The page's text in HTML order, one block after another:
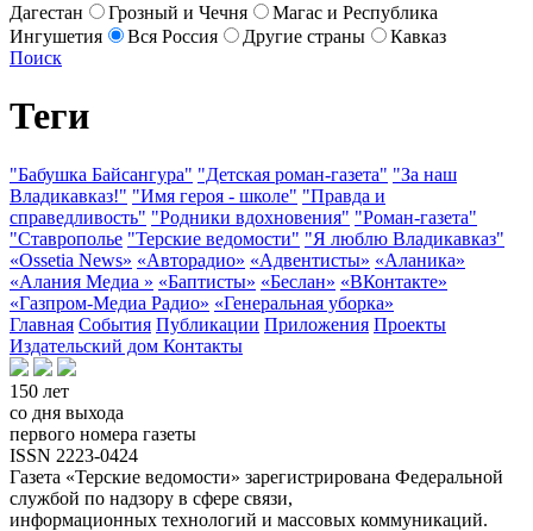
Дагестан
Грозный и Чечня
Магас и Республика
Ингушетия
Вся Россия Другие страны
Кавказ
Поиск
Теги
"Бабушка Байсангура" "Детская роман-газета" "За наш
Владикавказ!" "Имя героя - школе" "Правда и
справедливость" "Родники вдохновения" "Роман-газета"
"Ставрополье "Терские ведомости" "Я люблю Владикавказ"
«Ossetia News» «Авторадио» «Адвентисты» «Аланика»
«Алания Медиа » «Баптисты» «Беслан» «ВКонтакте»
«Газпром-Медиа Радио» «Генеральная уборка»
Главная События Публикации Приложения Проекты
Издательский дом Контакты
150 лет
со дня выхода
первого номера газеты
ISSN 2223-0424
Газета «Терские ведомости» зарегистрирована Федеральной
службой по надзору в сфере связи,
информационных технологий и массовых коммуникаций.